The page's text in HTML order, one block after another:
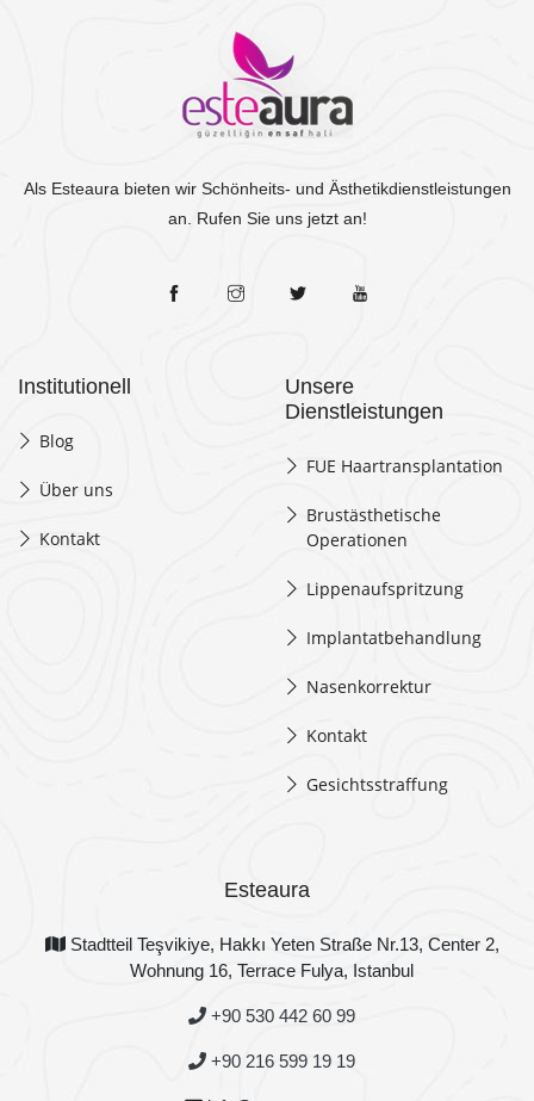
Als Esteaura bieten wir Schönheits- und Ästhetikdienstleistungen
an. Rufen Sie uns jetzt an!
Institutionell
Blog
Über uns
Kontakt
Unsere
Dienstleistungen
FUE Haartransplantation
Brustästhetische
Operationen
Lippenaufspritzung
Implantatbehandlung
Nasenkorrektur
Kontakt
Gesichtsstraffung
Esteaura
Stadtteil Teşvikiye, Hakkı Yeten Straße Nr.13, Center 2,
Wohnung 16, Terrace Fulya, Istanbul
+90 530 442 60 99
+90 216 599 19 19